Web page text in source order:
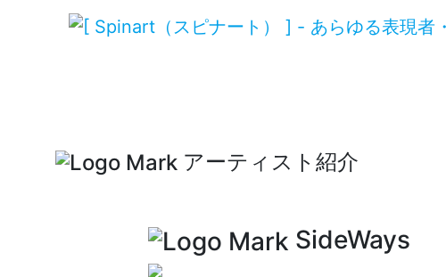
アーティスト紹介
SideWays